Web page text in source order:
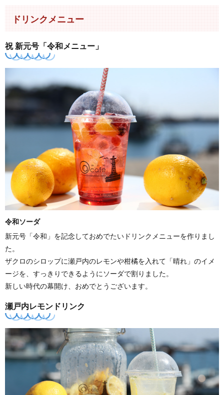
ドリンクメニュー
祝 新元号「令和メニュー」
令和ソーダ
新元号「令和」を記念しておめでたいドリンクメニューを作りまし
た。
ザクロのシロップに瀬戸内のレモンや柑橘を入れて「晴れ」のイメ
ージを、すっきりできるようにソーダで割りました。
新しい時代の幕開け、おめでとうございます。
瀬戸内レモンドリンク